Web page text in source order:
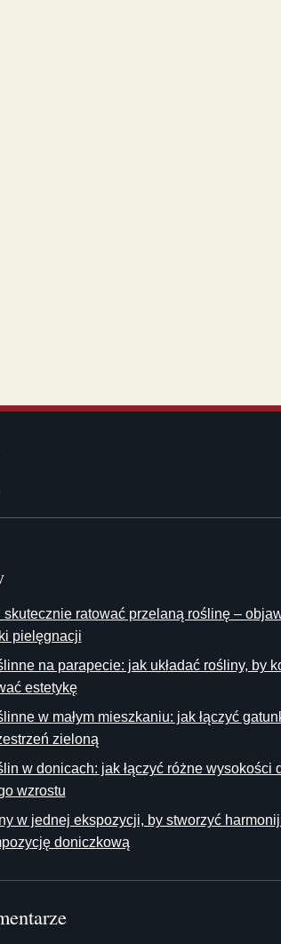
ratować przelaną roślinę –
pielęgnacji
na parapecie: jak układać rośliny, by
estetykę
w małym mieszkaniu: jak łączyć
zieloną
w donicach: jak łączyć różne wysokości
wzrostu
w jednej ekspozycji, by stworzyć
doniczkową